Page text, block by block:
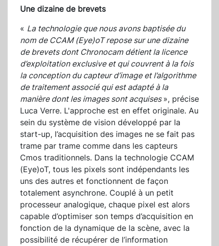
Une dizaine de brevets
« La technologie que nous avons baptisée du
nom de CCAM (Eye)oT repose sur une dizaine
de brevets dont Chronocam détient la licence
d’exploitation exclusive et qui couvrent à la fois
la conception du capteur d’image et l’algorithme
de traitement associé qui est adapté à la
manière dont les images sont acquises », précise
Luca Verre. L'approche est en effet originale. Au
sein du système de vision développé par la
start-up, l’acquisition des images ne se fait pas
trame par trame comme dans les capteurs
Cmos traditionnels. Dans la technologie CCAM
(Eye)oT, tous les pixels sont indépendants les
uns des autres et fonctionnent de façon
totalement asynchrone. Couplé à un petit
processeur analogique, chaque pixel est alors
capable d’optimiser son temps d’acquisition en
fonction de la dynamique de la scène, avec la
possibilité de récupérer de l’information